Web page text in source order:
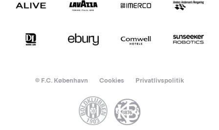
© F.C. København Cookies Privatlivspolitik